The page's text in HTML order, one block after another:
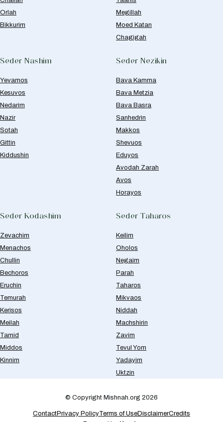
Orlah
Bikkurim
Megillah
Moed Katan
Chagigah
Seder Nashim
Yevamos
Kesuvos
Nedarim
Nazir
Sotah
Gittin
Kiddushin
Seder Nezikin
Bava Kamma
Bava Metzia
Bava Basra
Sanhedrin
Makkos
Shevuos
Eduyos
Avodah Zarah
Avos
Horayos
Seder Kodashim
Zevachim
Menachos
Chullin
Bechoros
Eruchin
Temurah
Kerisos
Meilah
Tamid
Middos
Kinnim
Seder Taharos
Keilim
Oholos
Negaim
Parah
Taharos
Mikvaos
Niddah
Machshirin
Zavim
Tevul Yom
Yadayim
Uktzin
© Copyright Mishnah.org 2026
ContactPrivacy PolicyTerms of UseDisclaimerCredits